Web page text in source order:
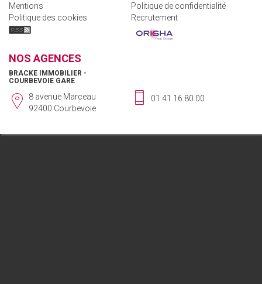
Mentions
Politique de confidentialité
Politique des cookies
Recrutement
NOS AGENCES
BRACKE IMMOBILIER -
COURBEVOIE GARE
8 avenue Marceau
92400 Courbevoie
01.41.16.80.00